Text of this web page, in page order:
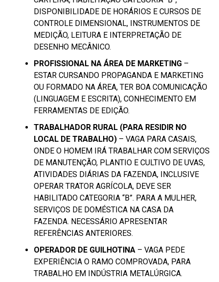
DISPONIBILIDADE DE HORÁRIOS E CURSOS DE
CONTROLE DIMENSIONAL, INSTRUMENTOS DE
MEDIÇÃO, LEITURA E INTERPRETAÇÃO DE
DESENHO MECÂNICO.
PROFISSIONAL NA ÁREA DE MARKETING–
ESTAR CURSANDO PROPAGANDA E MARKETING
OU FORMADO NA ÁREA, TER BOA COMUNICAÇÃO
(LINGUAGEM E ESCRITA), CONHECIMENTO EM
FERRAMENTAS DE EDIÇÃO.
TRABALHADOR RURAL (PARA RESIDIR NO
LOCAL DE TRABALHO)– VAGA PARA CASAIS,
ONDE O HOMEM IRÁ TRABALHAR COM SERVIÇOS
DE MANUTENÇÃO, PLANTIO E CULTIVO DE UVAS,
ATIVIDADES DIÁRIAS DA FAZENDA, INCLUSIVE
OPERAR TRATOR AGRÍCOLA, DEVE SER
HABILITADO CATEGORIA “B”. PARA A MULHER,
SERVIÇOS DE DOMÉSTICA NA CASA DA
FAZENDA. NECESSÁRIO APRESENTAR
REFERÊNCIAS ANTERIORES.
OPERADOR DE GUILHOTINA– VAGA PEDE
EXPERIÊNCIA O RAMO COMPROVADA, PARA
TRABALHO EM INDÚSTRIA METALÚRGICA.